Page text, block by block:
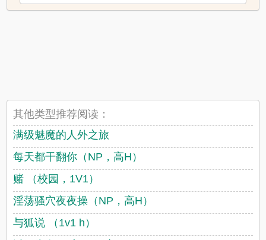
其他类型推荐阅读：
满级魅魔的人外之旅
每天都干翻你（NP，高H）
赌 （校园，1V1）
淫荡骚穴夜夜操（NP，高H）
与狐说 （1v1 h）